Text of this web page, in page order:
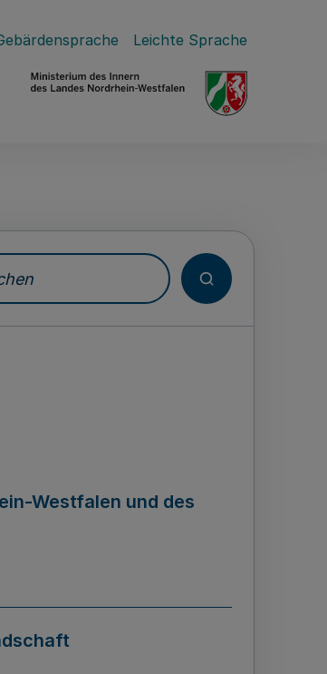
Leichte Sprache
Westfalen und des